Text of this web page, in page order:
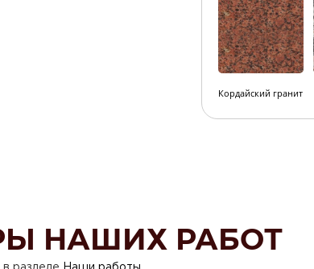
Кордайский гранит
НАШИХ РАБОТ